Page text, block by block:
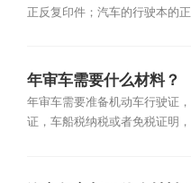
正反复印件；汽车的行驶本的正
年审车需要什么材料？
年审车需要准备机动车行驶证
证，车船税纳税或者免税证明